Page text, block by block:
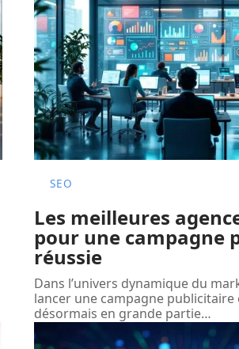
SEO
Les meilleures
pour une campagne
réussie
Dans l’univers dynamique du
lancer une campagne publicitaire
désormais en grande partie…